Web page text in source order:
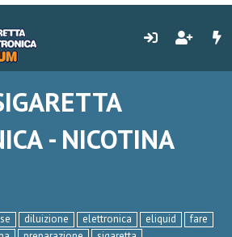
- NICOTINA
diluizione elettronica eliquid
fare